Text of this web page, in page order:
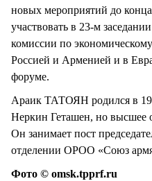
новых мероприятий до
участвовать в 23-м
комиссии по
Россией и Арменией и в
форуме.
Араик ТАТОЯН родился в
Неркин Геташен, но высшее
Он занимает пост
отделении ОРОО «Союз
Фото © omsk.tpprf.ru